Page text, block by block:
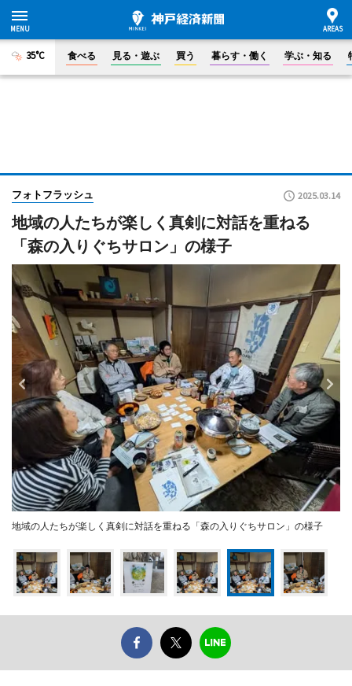
35°C 食べる 見る・遊ぶ 買う 暮らす・働く 学ぶ・知る
フォトフラッシュ 2025.03.14
地域の人たちが楽しく真剣に対話を重ねる
「森の入りぐちサロン」の様子
地域の人たちが楽しく真剣に対話を重ねる「森の入りぐちサロン」の様子